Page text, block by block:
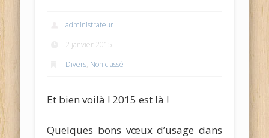
administrateur
2 janvier 2015
Divers, Non classé
Et bien voilà ! 2015 est là !
Quelques bons vœux d’usage dans